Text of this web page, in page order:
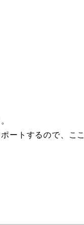
ートするので、ここ